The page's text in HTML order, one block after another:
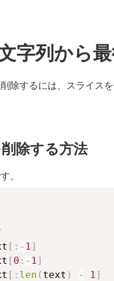
字列から
除するには、スライス
除する方法
。
[ : - 1 ]
[ 0 : - 1 ]
[ : len ( text ) - 1 ]